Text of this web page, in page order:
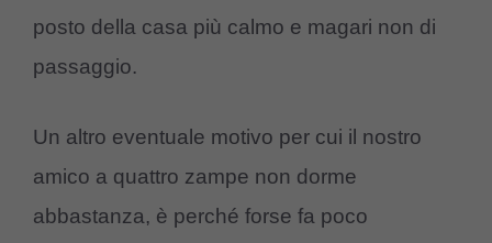
posto della casa più calmo e magari non di
passaggio.
Un altro eventuale motivo per cui il nostro
amico a quattro zampe non dorme
abbastanza, è perché forse fa poco